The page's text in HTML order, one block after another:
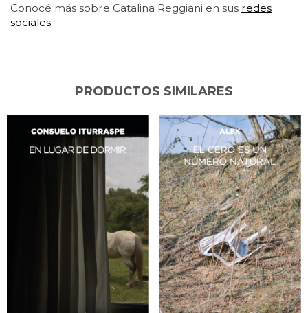
Conocé más sobre Catalina Reggiani en sus redes
sociales.
PRODUCTOS SIMILARES